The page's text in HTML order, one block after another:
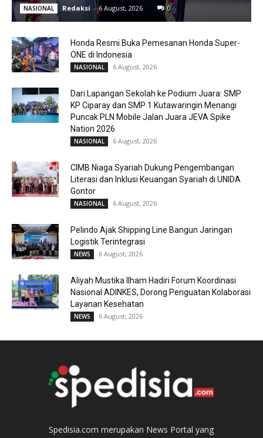
NASIONAL Redaksi - 6 August, 2026 0
Honda Resmi Buka Pemesanan Honda Super-
ONE di Indonesia
NASIONAL 6 August, 2026
Dari Lapangan Sekolah ke Podium Juara: SMP
KP Ciparay dan SMP 1 Kutawaringin Menangi
Puncak PLN Mobile Jalan Juara JEVA Spike
Nation 2026
NASIONAL 6 August, 2026
CIMB Niaga Syariah Dukung Pengembangan
Literasi dan Inklusi Keuangan Syariah di UNIDA
Gontor
NASIONAL 6 August, 2026
Pelindo Ajak Shipping Line Bangun Jaringan
Logistik Terintegrasi
NEWS 6 August, 2026
Aliyah Mustika Ilham Hadiri Forum Koordinasi
Nasional ADINKES, Dorong Penguatan Kolaborasi
Layanan Kesehatan
NEWS 6 August, 2026
Spedisia.com merupakan News Portal yang